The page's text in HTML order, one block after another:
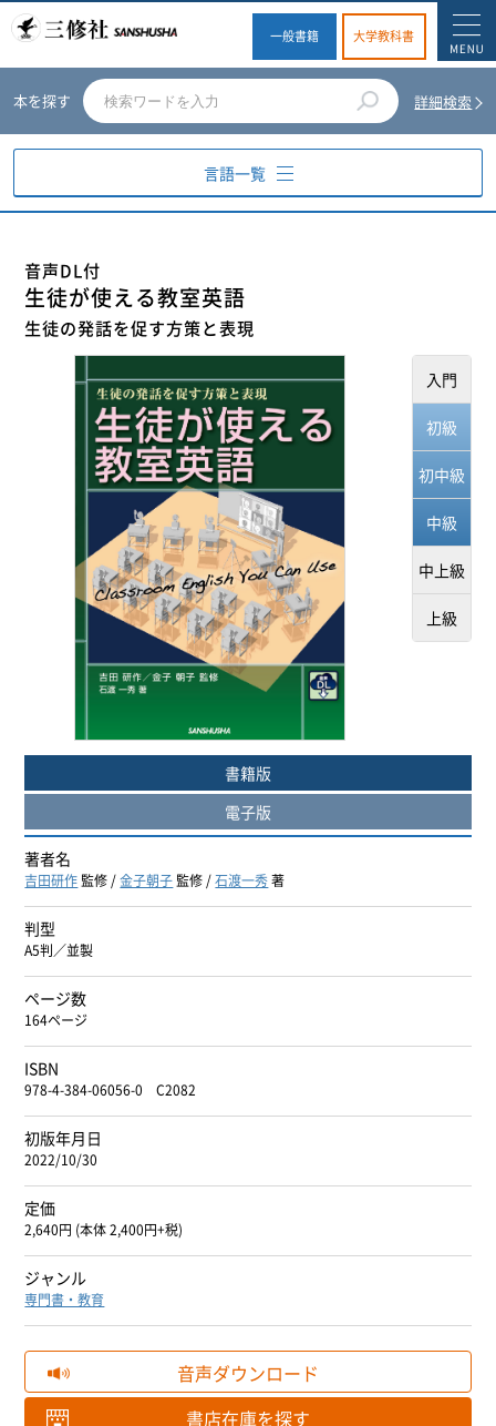
一般書籍 大学教科書
本を探す 詳細検索
言語一覧
ドイツ語
フランス語
スペイン語
イタリア語
ヨーロッパ諸語
韓国・朝鮮語
アジア諸語
日本語
閉じる
音声DL付
生徒が使える教室英語
生徒の発話を促す方策と表現
入門
初級
初中級
中級
中上級
上級
書籍版
電子版
著者名
吉田研作監修 /金子朝子監修 /石渡一秀著
判型
A5判／並製
ページ数
164ページ
ISBN
978-4-384-06056-0 C2082
初版年月日
2022/10/30
定価
2,640円 (本体 2,400円+税)
ジャンル
専門書・教育
音声ダウンロード
書店在庫を探す